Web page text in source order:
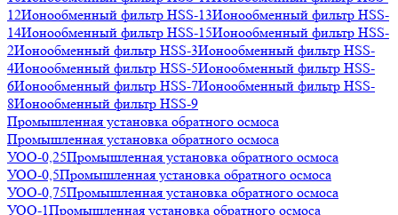
12Ионообменный фильтр HSS-13Ионообменный фильтр HSS-
14Ионообменный фильтр HSS-15Ионообменный фильтр HSS-
2Ионообменный фильтр HSS-3Ионообменный фильтр HSS-
4Ионообменный фильтр HSS-5Ионообменный фильтр HSS-
6Ионообменный фильтр HSS-7Ионообменный фильтр HSS-
8Ионообменный фильтр HSS-9
Промышленная установка обратного осмоса
Промышленная установка обратного осмоса
УОО-0,25Промышленная установка обратного осмоса
УОО-0,5Промышленная установка обратного осмоса
УОО-0,75Промышленная установка обратного осмоса
УОО-1Промышленная установка обратного осмоса